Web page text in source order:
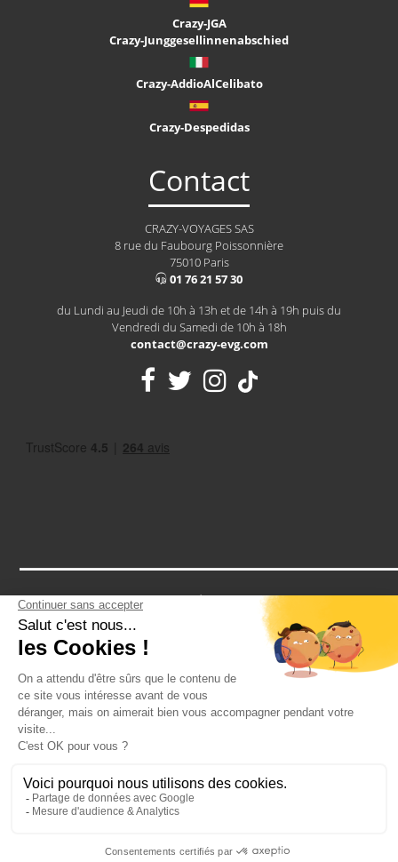
Crazy-JGA
Crazy-Junggesellinnenabschied
Crazy-AddioAlCelibato
Crazy-Despedidas
Contact
CRAZY-VOYAGES SAS
8 rue du Faubourg Poissonnière
75010 Paris
01 76 21 57 30
du Lundi au Jeudi de 10h à 13h et de 14h à 19h puis du
Vendredi du Samedi de 10h à 18h
contact@crazy-evg.com
Notre assurance RCP vous protège contre tous les petits bobos
d'un EVG: une cheville en vrac après un paintball? Un tour de
cou après un striptease? Notre assurance vous couvre
Toute reproduction est interdite